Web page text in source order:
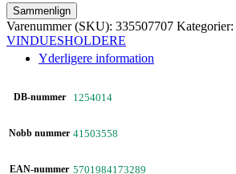
Sammenlign
Varenummer (SKU): 335507707 Kategorier:
VINDUESHOLDERE
Yderligere information
DB-nummer 1254014
Nobb nummer 41503558
EAN-nummer 5701984173289